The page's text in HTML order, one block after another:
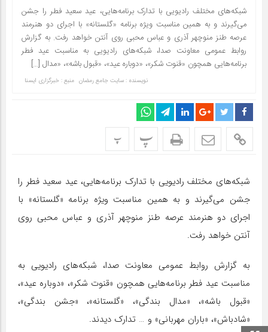
شبکه‌های مختلف رادیویی با تدارک برنامه‌هایی، عید سعید فطر را جشن
می‌گیرند و به همین مناسبت ویژه برنامه «گلستانه» با اجرای دو هنرمند
عرصه طنز منوچهر آذری و عباس محبی روی آنتن خواهد رفت. به گزارش
روابط عمومی معاونت صدا، شبکه‌های رادیویی به مناسبت عید فطر
برنامه‌هایی همچون «قنوت شکر»، «دوباره عید»، «قبول باشه»، «مدال […]
نویسنده : سایت جامع رمضان منبع : خبرگزاری ایسنا
پ پ
شبکه‌های مختلف رادیویی با تدارک برنامه‌هایی، عید سعید فطر را
جشن می‌گیرند و به همین مناسبت ویژه برنامه «گلستانه» با
اجرای دو هنرمند عرصه طنز منوچهر آذری و عباس محبی روی
آنتن خواهد رفت.
به گزارش روابط عمومی معاونت صدا، شبکه‌های رادیویی به
مناسبت عید فطر برنامه‌هایی همچون «قنوت شکر»، «دوباره عید»،
«قبول باشه»، «مدال بندگی»، «گلستانه»، «جشن بندگی»،
«شادباش»، «باران مهربانی» و … تدارک دیدند.